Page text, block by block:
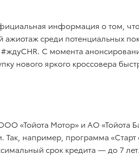
информация о том,
среди потенциальных
С момента
нового яркого кроссовера
«Тойота Мотор» и АО «Тойота
например, программа «Старт
срок кредита — до 7 лет.